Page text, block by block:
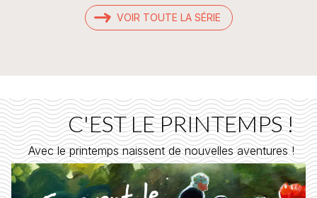
VOIR TOUTE LA SÉRIE
C'EST LE PRINTEMPS !
Avec le printemps naissent de nouvelles aventures !